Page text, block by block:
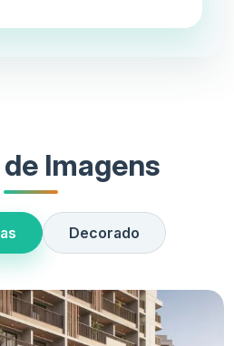
Imagens
Decorado